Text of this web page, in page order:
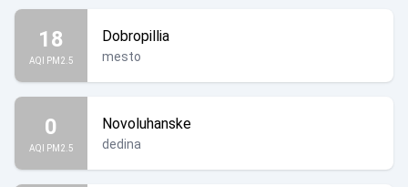
18
AQI PM2.5
Dobropillia
mesto
0
AQI PM2.5
Novoluhanske
dedina